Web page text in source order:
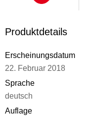
Produktdetails
Erscheinungsdatum
22. Februar 2018
Sprache
deutsch
Auflage